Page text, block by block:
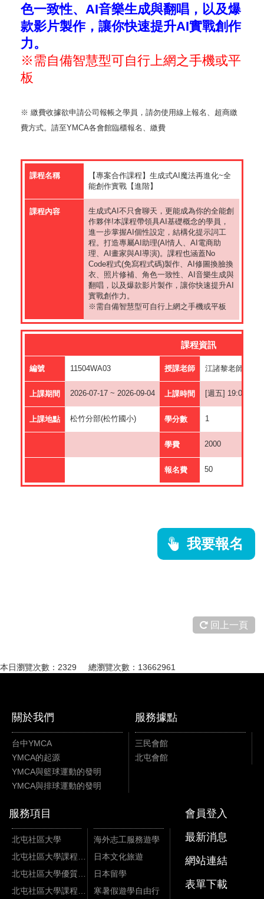
色一致性、AI音樂生成與翻唱，以及爆
款影片製作，讓你快速提升AI實戰創作
力。
※需自備智慧型可自行上網之手機或平
板
※ 繳費收據欲申請公司報帳之學員，請勿使用線上報名、超商繳
費方式。請至YMCA各會館臨櫃報名、繳費
課程名稱
【專案合作課程】生成式AI魔法再進化~全
能創作實戰【進階】
課程內容
生成式AI不只會聊天，更能成為你的全能創
作夥伴!本課程帶領具AI基礎概念的學員，
進一步掌握AI個性設定，結構化提示詞工
程。打造專屬AI助理(AI情人、AI電商助
理、AI畫家與AI導演)。課程也涵蓋No
Code程式(免寫程式碼)製作、AI修圖換臉換
衣、照片修補、角色一致性、AI音樂生成與
翻唱，以及爆款影片製作，讓你快速提升AI
實戰創作力。
※需自備智慧型可自行上網之手機或平板
課程資訊
編號 11504WA03 授課老師 江諸黎老師【國
上課期間 2026-07-17 ~ 2026-09-04 上課時間 [週五] 19:00 ~
上課地點 松竹分部(松竹國小) 學分數 1
學費 2000
報名費 50
我要報名
回上一頁
本日瀏覽次數：2329 總瀏覽次數：13662961
關於我們
台中YMCA
YMCA的起源
YMCA與籃球運動的發明
YMCA與排球運動的發明
服務據點
三民會館
北屯會館
服務項目
北屯社區大學
海外志工服務遊學
日本文化旅遊
日本留學
寒暑假遊學自由行
會員登入
最新消息
網站連結
表單下載